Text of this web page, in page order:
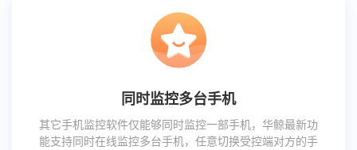
同时监控多台手机
其它手机监控软件仅能够同时监控一部手机，华鲸最新功
能支持同时在线监控多台手机，任意切换受控端对方的手